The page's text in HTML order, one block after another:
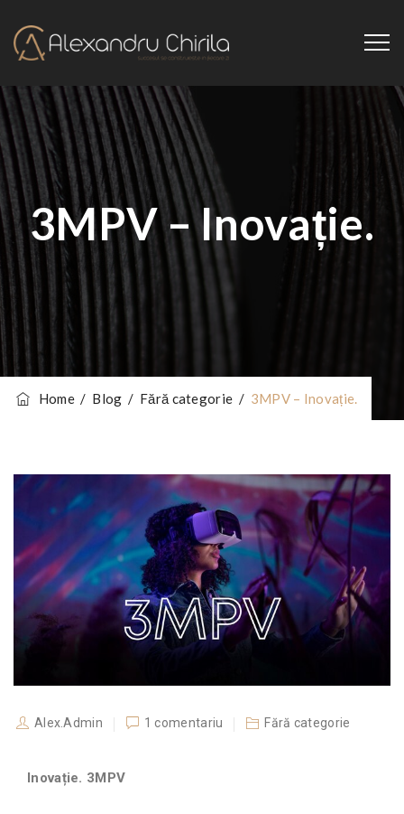
3MPV – Inovație.
Home/ Blog / Fără categorie / 3MPV – Inovație.
Alex.Admin 1 comentariu Fără categorie
Inovație. 3MPV